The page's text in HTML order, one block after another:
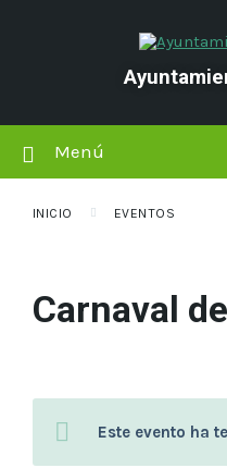
Menú
INICIO EVENTOS
Carnaval
Este evento ha